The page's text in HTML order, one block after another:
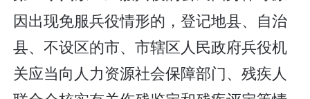
因出现免服兵役情形的，登记地县、自治
县、不设区的市、市辖区人民政府兵役机
关应当向人力资源社会保障部门、残疾人